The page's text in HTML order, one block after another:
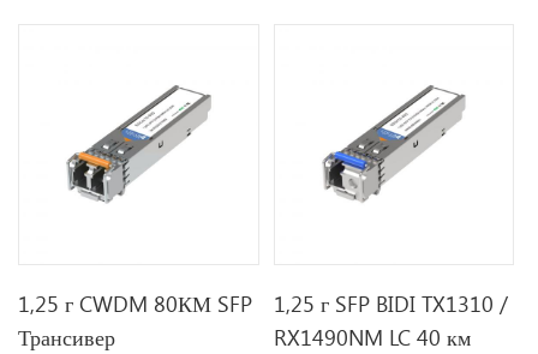
1,25 г CWDM 80КМ SFP
Трансивер
1,25 г SFP BIDI TX1310 /
RX1490NM LC 40 км